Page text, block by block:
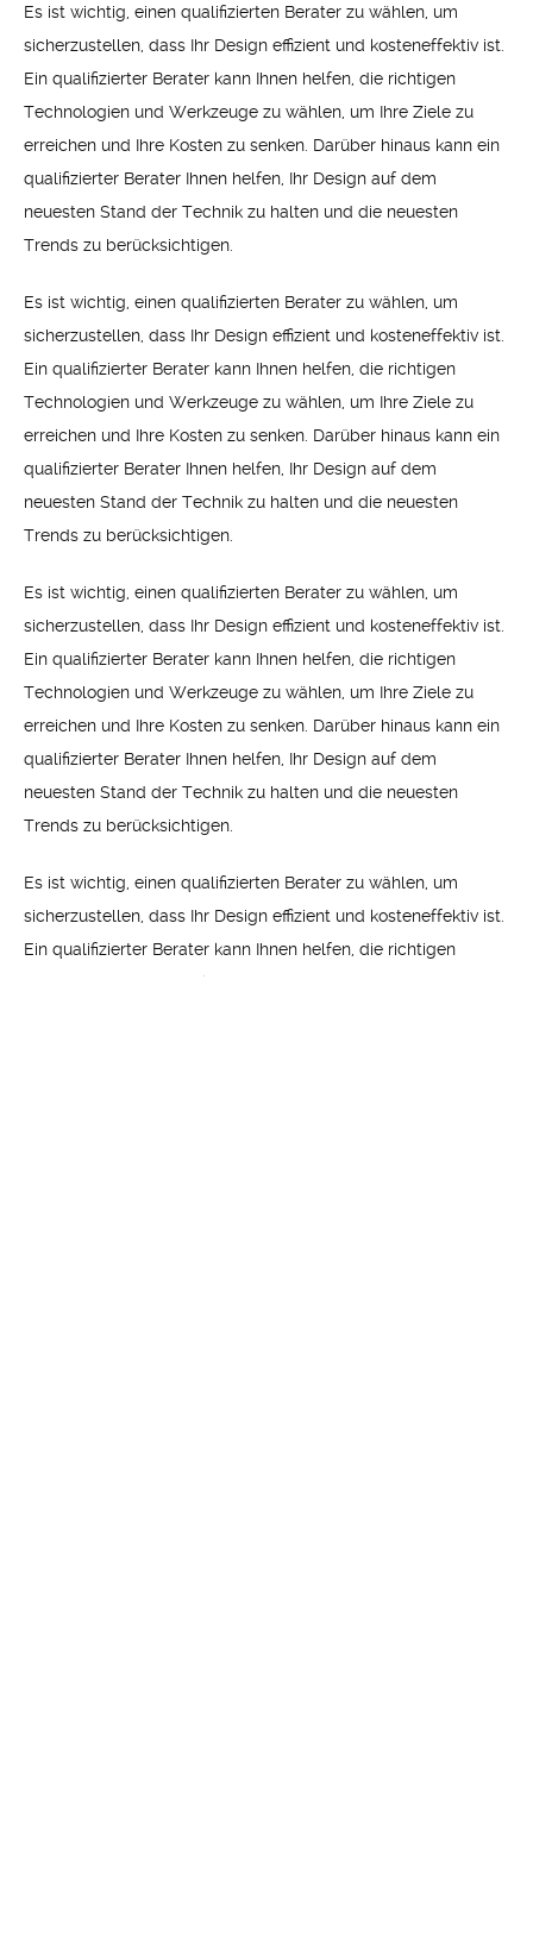
Es ist wichtig, einen qualifizierten Berater zu wählen, um
sicherzustellen, dass Ihr Design effizient und kosteneffektiv ist.
Ein qualifizierter Berater kann Ihnen helfen, die richtigen
Technologien und Werkzeuge zu wählen, um Ihre Ziele zu
erreichen und Ihre Kosten zu senken. Darüber hinaus kann ein
qualifizierter Berater Ihnen helfen, Ihr Design auf dem
neuesten Stand der Technik zu halten und die neuesten
Trends zu berücksichtigen.
Es ist wichtig, einen qualifizierten Berater zu wählen, um
sicherzustellen, dass Ihr Design effizient und kosteneffektiv ist.
Ein qualifizierter Berater kann Ihnen helfen, die richtigen
Technologien und Werkzeuge zu wählen, um Ihre Ziele zu
erreichen und Ihre Kosten zu senken. Darüber hinaus kann ein
qualifizierter Berater Ihnen helfen, Ihr Design auf dem
neuesten Stand der Technik zu halten und die neuesten
Trends zu berücksichtigen.
Es ist wichtig, einen qualifizierten Berater zu wählen, um
sicherzustellen, dass Ihr Design effizient und kosteneffektiv ist.
Ein qualifizierter Berater kann Ihnen helfen, die richtigen
Technologien und Werkzeuge zu wählen, um Ihre Ziele zu
erreichen und Ihre Kosten zu senken. Darüber hinaus kann ein
qualifizierter Berater Ihnen helfen, Ihr Design auf dem
neuesten Stand der Technik zu halten und die neuesten
Trends zu berücksichtigen.
Es ist wichtig, einen qualifizierten Berater zu wählen, um
sicherzustellen, dass Ihr Design effizient und kosteneffektiv ist.
Ein qualifizierter Berater kann Ihnen helfen, die richtigen
Technologien und Werkzeuge zu wählen, um Ihre Ziele zu